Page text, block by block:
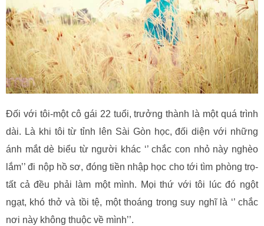
Đối với tôi-một cô gái 22 tuổi, trưởng thành là một quá trình
dài. Là khi tôi từ tỉnh lên Sài Gòn học, đối diện với những
ánh mắt dè biểu từ người khác ‘’ chắc con nhỏ này nghèo
lắm’’ đi nộp hồ sơ, đóng tiền nhập học cho tới tìm phòng trọ-
tất cả đều phải làm một mình. Mọi thứ với tôi lúc đó ngột
ngạt, khó thở và tồi tệ, một thoáng trong suy nghĩ là ‘’ chắc
nơi này không thuộc về mình’’.